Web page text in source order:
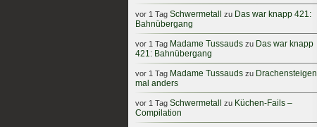
vor 1 Tag Schwermetall zu Das war knapp 421:
Bahnübergang
vor 1 Tag Madame Tussauds zu Das war knapp
421: Bahnübergang
vor 1 Tag Madame Tussauds zu Drachensteigen
mal anders
vor 1 Tag Schwermetall zu Küchen-Fails –
Compilation